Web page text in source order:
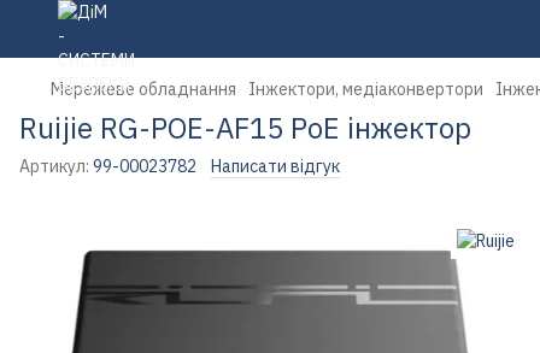
Мережеве обладнання Інжектори, медіаконвертори
Ruijie RG-POE-AF15 PoE інжектор
Артикул: 99-00023782 Написати відгук